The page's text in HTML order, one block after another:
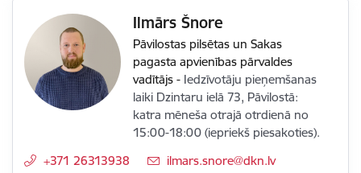
Ilmārs Šnore
Pāvilostas pilsētas un Sakas
pagasta apvienības pārvaldes
vadītājs - Iedzīvotāju pieņemšanas
laiki Dzintaru ielā 73, Pāvilostā:
katra mēneša otrajā otrdienā no
15:00-18:00 (iepriekš piesakoties).
+371 26313938
E-pasts:
ilmars.snore@dkn.lv